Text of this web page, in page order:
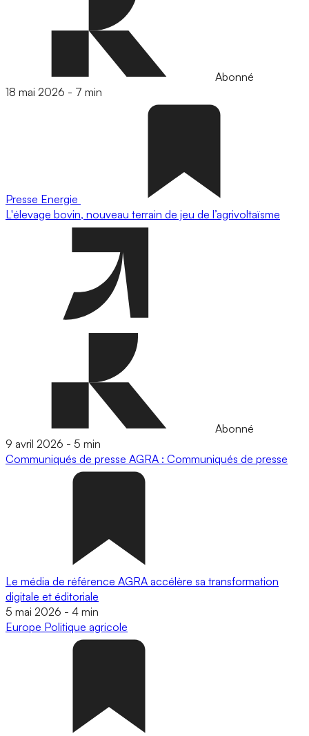
Abonné
18 mai 2026 - 7 min
Presse Energie
L'élevage bovin, nouveau terrain de jeu de l’agrivoltaïsme
Abonné
9 avril 2026 - 5 min
Communiqués de presse AGRA : Communiqués de presse
Le média de référence AGRA accélère sa transformation
digitale et éditoriale
5 mai 2026 - 4 min
Europe Politique agricole